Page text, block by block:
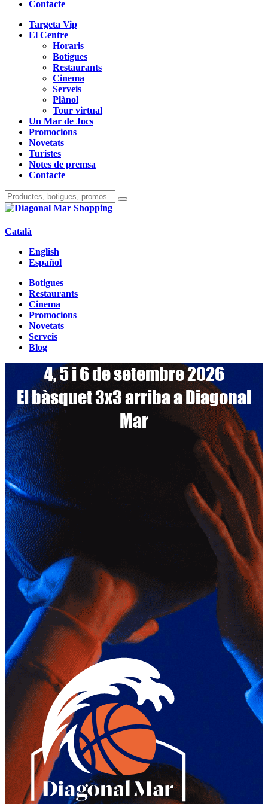
Contacte
Targeta Vip
El Centre
Horaris
Botigues
Restaurants
Cinema
Serveis
Plànol
Tour virtual
Un Mar de Jocs
Promocions
Novetats
Turistes
Notes de premsa
Contacte
Català
English
Español
Botigues
Restaurants
Cinema
Promocions
Novetats
Serveis
Blog
4, 5 i 6 de setembre 2026
El bàsquet 3x3 arriba a Diagonal
Mar